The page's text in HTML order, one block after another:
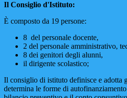
Il Consiglio d'Istituto:
È composto da 19 persone:
8 del personale docente,
2 del personale amministrativo,
8 dei genitori degli alunni,
il dirigente scolastico;
Il consiglio di istituto definisce e adotta
determina le forme di